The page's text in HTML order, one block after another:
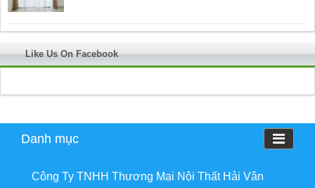
Like Us On Facebook
Danh mục
Công Ty TNHH Thương Mại Nội Thất Hải Vân